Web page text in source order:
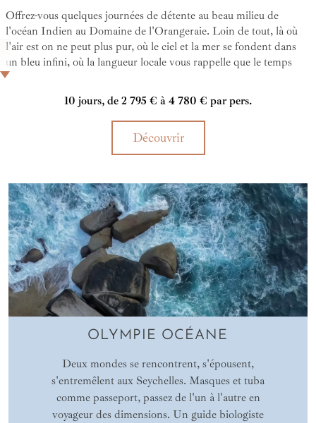
Offrez-vous quelques journées de détente au beau milieu de
l'océan Indien au Domaine de l'Orangeraie. Loin de tout, là où
l'air est on ne peut plus pur, où le ciel et la mer se fondent dans
un bleu infini, où la langueur locale vous rappelle que le temps
peut ralentir. Quelques journées magiques pour se ressourcer...
10 jours, de 2 795 € à 4 780 € par pers.
Découvrir
OLYMPIE OCÉANE
Deux mondes se rencontrent, s'épousent,
s'entremêlent aux Seychelles. Masques et tuba
comme passeport, passez de l'un à l'autre en
voyageur des dimensions. Un guide biologiste